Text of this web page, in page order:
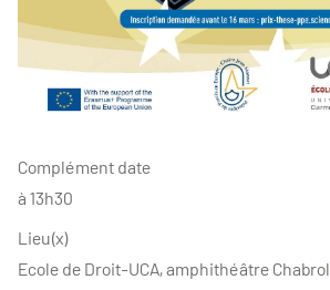
Complément date
à 13h30
Lieu(x)
Ecole de Droit-UCA, amphithéâtre Chabrol